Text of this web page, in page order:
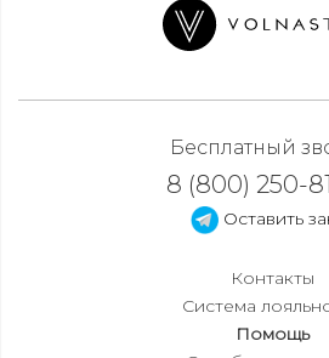
Бесплатный
8 (800) 250-
Оставить
Контакты
Система
Помощь